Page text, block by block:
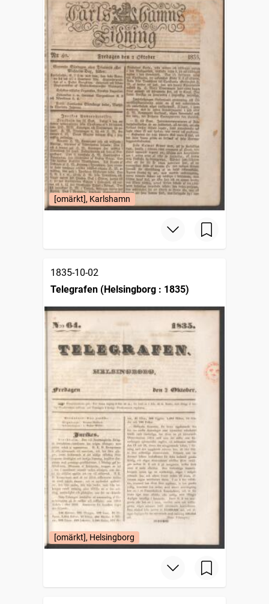
[omärkt], Karlshamn
1835-10-02
Telegrafen (Helsingborg : 1835)
[omärkt], Helsingborg